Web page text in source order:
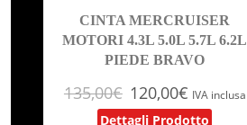
CINTA MERCRUISER
MOTORI 4.3L 5.0L 5.7L 6.2L
PIEDE BRAVO
135,00€ 120,00€ IVA inclusa
Dettagli Prodotto